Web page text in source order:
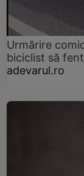
Urmărire
biciclist să
adevarul.ro